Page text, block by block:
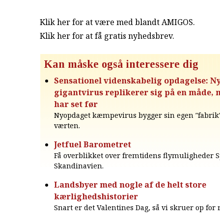
Klik her for at være med blandt AMIGOS.
Klik her for at få gratis nyhedsbrev.
Kan måske også interessere dig
Sensationel videnskabelig opdagelse:
gigantvirus replikerer sig på en måde,
har set før
Nyopdaget kæmpevirus bygger sin egen
værten.
Jetfuel Barometret
Få overblikket over fremtidens flymuligheder
Skandinavien.
Landsbyer med nogle af de helt store
kærlighedshistorier
Snart er det Valentines Dag, så vi skruer op